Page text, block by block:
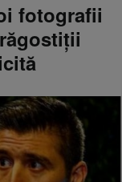
fotografii